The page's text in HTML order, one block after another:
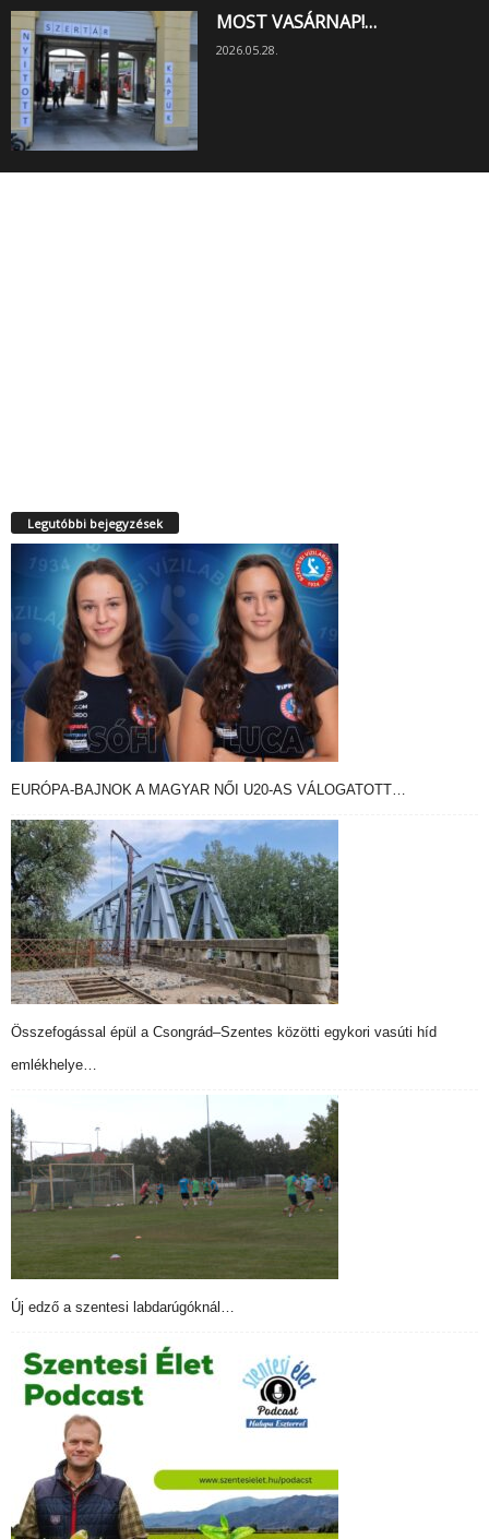
MOST VASÁRNAP!…
2026.05.28.
Legutóbbi bejegyzések
EURÓPA-BAJNOK A MAGYAR NŐI U20-AS VÁLOGATOTT…
Összefogással épül a Csongrád–Szentes közötti egykori vasúti híd
emlékhelye…
Új edző a szentesi labdarúgóknál…